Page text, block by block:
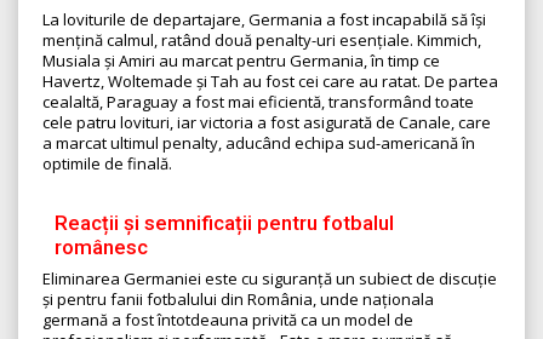
La loviturile de departajare, Germania a fost incapabilă să își
mențină calmul, ratând două penalty-uri esențiale. Kimmich,
Musiala și Amiri au marcat pentru Germania, în timp ce
Havertz, Woltemade și Tah au fost cei care au ratat. De partea
cealaltă, Paraguay a fost mai eficientă, transformând toate
cele patru lovituri, iar victoria a fost asigurată de Canale, care
a marcat ultimul penalty, aducând echipa sud-americană în
optimile de finală.
Reacții și semnificații pentru fotbalul
românesc
Eliminarea Germaniei este cu siguranță un subiect de discuție
și pentru fanii fotbalului din România, unde naționala
germană a fost întotdeauna privită ca un model de